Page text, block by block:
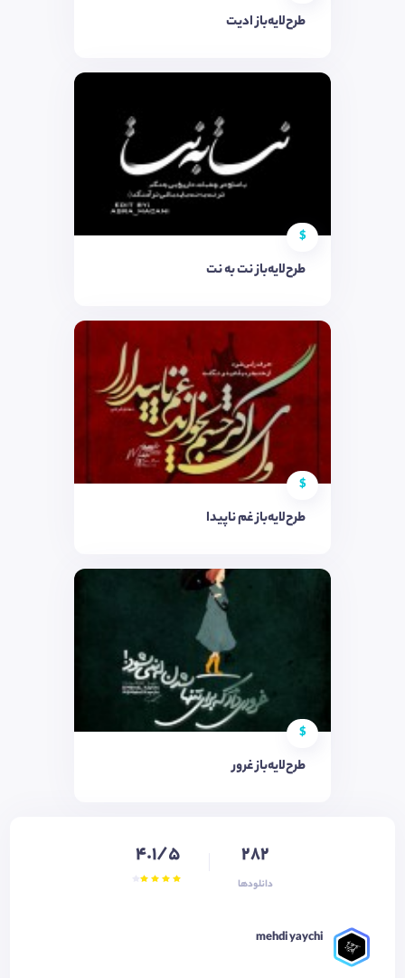
طرح‌لایه‌باز ادیت
$
طرح‌لایه‌باز نت به نت
$
طرح‌لایه‌باز غم ناپیدا
$
طرح‌لایه‌باز غرور
282
دانلودها
4.1/5
mehdi yaychi